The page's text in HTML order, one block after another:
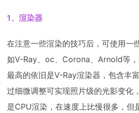
1、渲染器
在注意一些渲染的技巧后，可使用一
如V-Ray、oc、Corona、Arnold等
最高的依旧是V-Ray渲染器，包含丰
过细微调整可实现照片级的光影变化
是CPU渲染，在速度上比慢很多，但